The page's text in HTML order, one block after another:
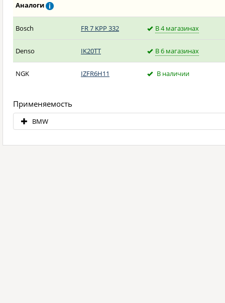
Аналоги
Bosch FR 7 KPP 332 В 4 магазинах
Denso IK20TT В 6 магазинах
NGK IZFR6H11 В наличии
Применяемость
BMW